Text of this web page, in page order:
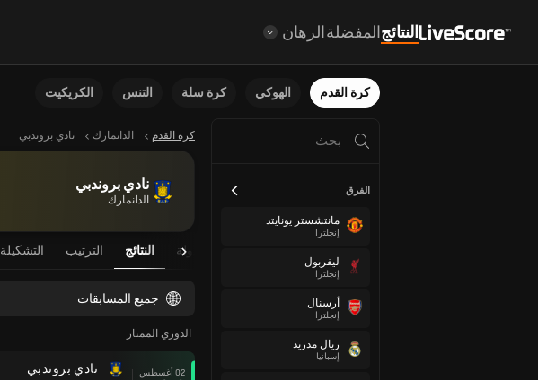
النتائجالمفضلةالرهان
كرة القدم الهوكي كرة سلة التنس الكريكيت
الفرق
مانتشستر يونايتد
إنجلترا
ليفربول
إنجلترا
أرسنال
إنجلترا
ريال مدريد
إسبانيا
كرة القدم الدانمارك نادي بروندبي
نادي بروندبي
الدانمارك
مباريات مجدولة النتائج الترتيب التشكيلة
جميع المسابقات
الدوري الممتاز
02 أغسطس
نادي بروندبي